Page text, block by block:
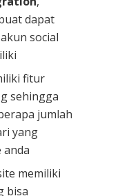
dapat
social
fitur
sehingga
jumlah
yang
anda
memiliki
bisa